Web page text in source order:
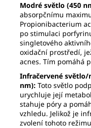
Modré světlo (450
absorpčnímu
Propionibacterium
po stimulaci
singletového
oxidační prostředí,
acnes. Tím pomáhá
Infračervené
nm): Toto světlo
urychluje její
stahuje póry a
vzhledu. Jelikož je
zvolení tohoto